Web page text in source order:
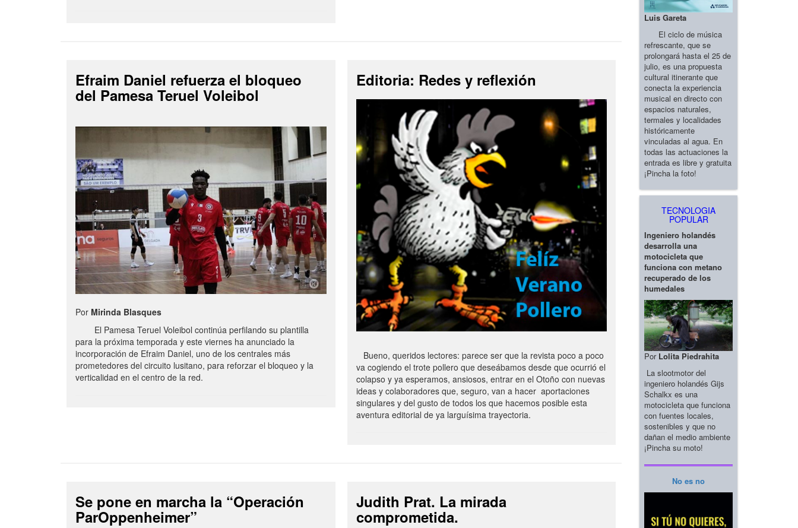
Efraim Daniel refuerza el bloqueo
del Pamesa Teruel Voleibol
Por Mirinda Blasques
El Pamesa Teruel Voleibol continúa perfilando su plantilla
para la próxima temporada y este viernes ha anunciado la
incorporación de Efraim Daniel, uno de los centrales más
prometedores del circuito lusitano, para reforzar el bloqueo y la
verticalidad en el centro de la red.
Editoria: Redes y reflexión
Bueno, queridos lectores: parece ser que la revista poco a poco
va cogiendo el trote pollero que deseábamos desde que ocurrió el
colapso y ya esperamos, ansiosos, entrar en el Otoño con nuevas
ideas y colaboradores que, seguro, van a hacer aportaciones
singulares y del gusto de todos los que hacemos posible esta
aventura editorial de ya larguísima trayectoria.
Se pone en marcha la “Operación
ParOppenheimer”
Judith Prat. La mirada
comprometida.
Luis Gareta
El ciclo de música
refrescante, que se
prolongará hasta el 25 de
julio, es una propuesta
cultural itinerante que
conecta la experiencia
musical en directo con
espacios naturales,
termales y localidades
históricamente
vinculadas al agua. En
todas las actuaciones la
entrada es libre y gratuita
¡Pincha la foto!
TECNOLOGIA
POPULAR
Ingeniero holandés
desarrolla una
motocicleta que
funciona con metano
recuperado de los
humedales
Por Lolita Piedrahita
La slootmotor del
ingeniero holandés Gijs
Schalkx es una
motocicleta que funciona
con fuentes locales,
sostenibles y que no
dañan el medio ambiente
¡Pincha su moto!
No es no